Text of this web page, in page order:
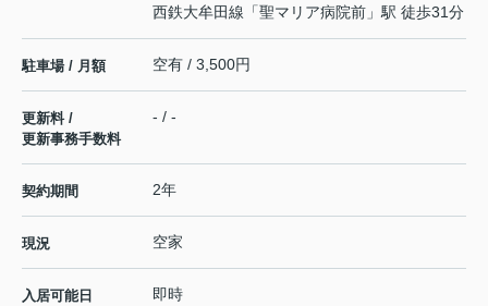
西鉄大牟田線 「聖マリア病院前 」駅 徒歩31分
駐車場 / 月額 空有 / 3,500円
更新料 /
更新事務手数料
- / -
契約期間 2年
現況 空家
入居可能日 即時